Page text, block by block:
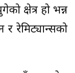
क्षेत्र हो भन्न
र रेमिट्यान्सको